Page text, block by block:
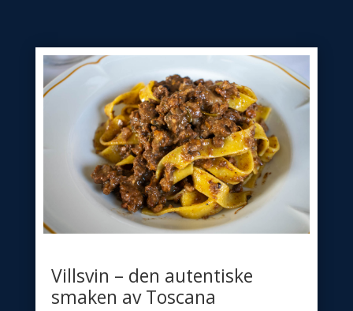
Villsvin – den autentiske
smaken av Toscana